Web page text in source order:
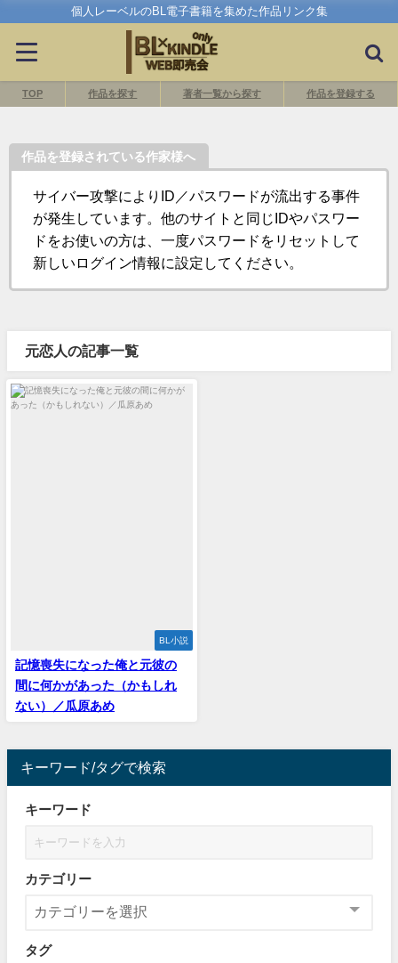
個人レーベルのBL電子書籍を集めた作品リンク集
TOP 作品を探す 著者一覧から探す 作品を登録する
作品を登録されている作家様へ
サイバー攻撃によりID／パスワードが流出する事件
が発生しています。他のサイトと同じIDやパスワー
ドをお使いの方は、一度パスワードをリセットして
新しいログイン情報に設定してください。
元恋人の記事一覧
BL小説
記憶喪失になった俺と元彼の
間に何かがあった（かもしれ
ない）／瓜原あめ
キーワード/タグで検索
キーワード
カテゴリー
タグ